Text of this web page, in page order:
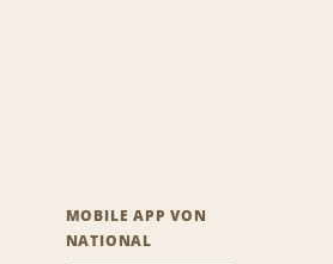
MOBILE APP VON
NATIONAL